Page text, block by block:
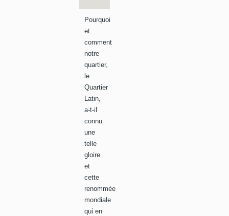
Pourquoi
et
comment
notre
quartier,
le
Quartier
Latin,
a-t-il
connu
une
telle
gloire
et
cette
renommée
mondiale
qui en